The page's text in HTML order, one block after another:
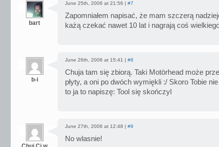
bart
June 25th, 2006 at 21:56 | #7
Zapomniałem napisać, że mam szczerą
każą czekać nawet 10 lat i nagrają coś
b-i
June 26th, 2006 at 15:41 | #8
Chuja tam się zbiorą. Taki Motörhead może
płyty, a oni po dwóch wymiękli :/ Skoro Tobie
to ja to napiszę: Tool się skończyl
June 27th, 2006 at 12:48 | #9
No wlasnie!